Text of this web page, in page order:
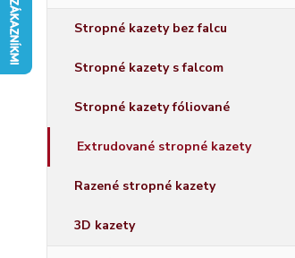
Stropné kazety bez falcu
Stropné kazety s falcom
Stropné kazety fóliované
Extrudované stropné kazety
Razené stropné kazety
3D kazety